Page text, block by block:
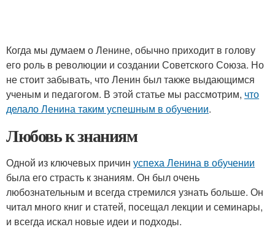
Когда мы думаем о Ленине, обычно приходит в голову
его роль в революции и создании Советского Союза. Но
не стоит забывать, что Ленин был также выдающимся
ученым и педагогом. В этой статье мы рассмотрим, что
делало Ленина таким успешным в обучении.
Любовь к знаниям
Одной из ключевых причин успеха Ленина в обучении
была его страсть к знаниям. Он был очень
любознательным и всегда стремился узнать больше. Он
читал много книг и статей, посещал лекции и семинары,
и всегда искал новые идеи и подходы.